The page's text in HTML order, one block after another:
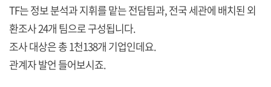
TF는 정보 분석과 지휘를 맡는 전담팀과, 전국 세관에 배치된 외
환조사 24개 팀으로 구성됩니다.
조사 대상은 총 1천138개 기업인데요.
관계자 발언 들어보시죠.